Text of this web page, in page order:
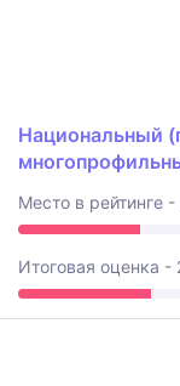
Национальный
Место в рейтинге
Итоговая оценка -